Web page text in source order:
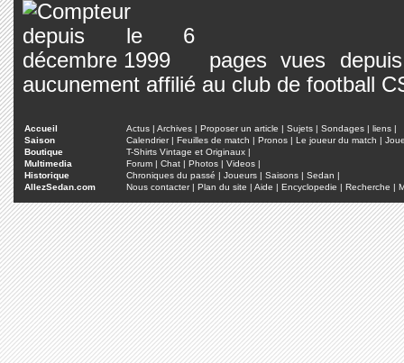
pages vues
aucunement affilié au club de football
Accueil Actus | Archives | Proposer un article | Sujets | Sondages | liens |
Saison
Calendrier| Feuilles de match | Pronos | Le joueur du match |
Boutique
T-Shirts Vintage et Originaux |
Multimedia
Forum | Chat | Photos | Videos |
Historique
Chroniques du passé | Joueurs | Saisons | Sedan |
AllezSedan.com
Nous contacter| Plan du site | Aide | Encyclopedie | Recherche |